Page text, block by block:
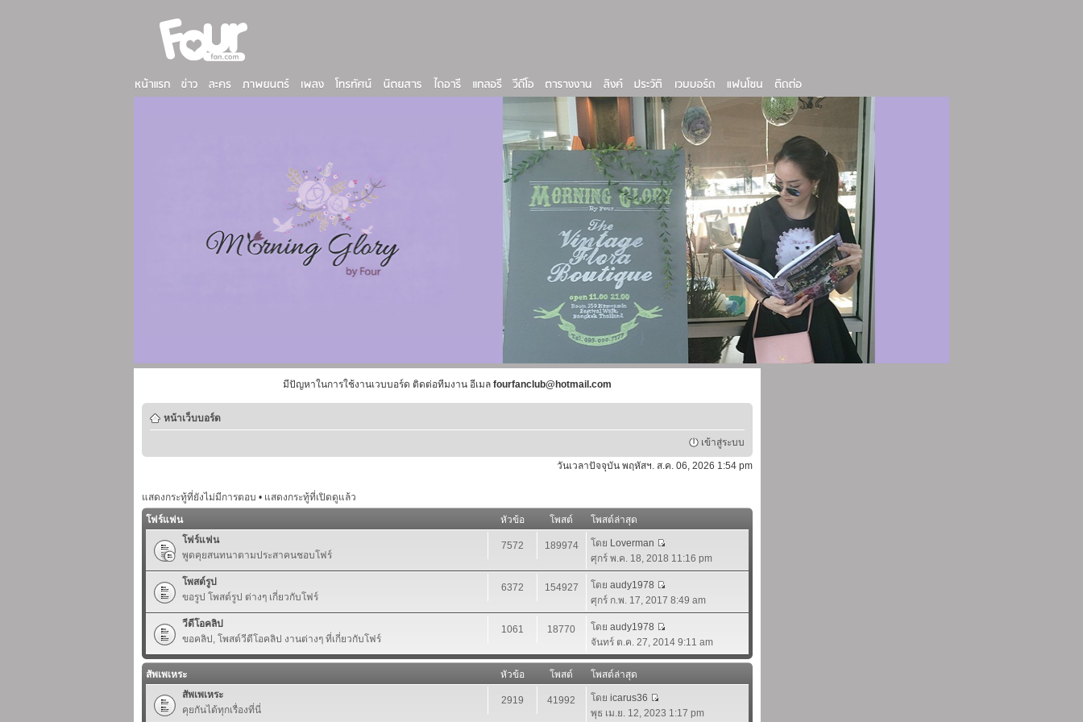
มีปัญหาในการใช้งานเวบบอร์ด ติดต่อทีมงาน อีเมล fourfanclub@hotmail.com
หน้าเว็บบอร์ด
เข้าสู่ระบบ
วันเวลาปัจจุบัน พฤหัสฯ. ส.ค. 06, 2026 1:54 pm
แสดงกระทู้ที่ยังไม่มีการตอบ • แสดงกระทู้ที่เปิดดูแล้ว
โฟร์แฟน
หัวข้อ โพสต์
โพสต์ล่าสุด
โฟร์แฟน
พูดคุยสนทนาตามประสาคนชอบโฟร์
7572 189974 โดย Loverman
ศุกร์ พ.ค. 18, 2018 11:16 pm
โพสต์รูป
ขอรูป โพสต์รูป ต่างๆ เกี่ยวกับโฟร์
6372 154927 โดย audy1978
ศุกร์ ก.พ. 17, 2017 8:49 am
วีดีโอคลิป
ขอคลิป, โพสต์วีดีโอคลิป งานต่างๆ ที่เกี่ยวกับโฟร์
1061 18770 โดย audy1978
จันทร์ ต.ค. 27, 2014 9:11 am
สัพเพเหระ หัวข้อ โพสต์
โพสต์ล่าสุด
สัพเพเหระ
คุยกันได้ทุกเรื่องที่นี่
2919 41992 โดย icarus36
พุธ เม.ย. 12, 2023 1:17 pm